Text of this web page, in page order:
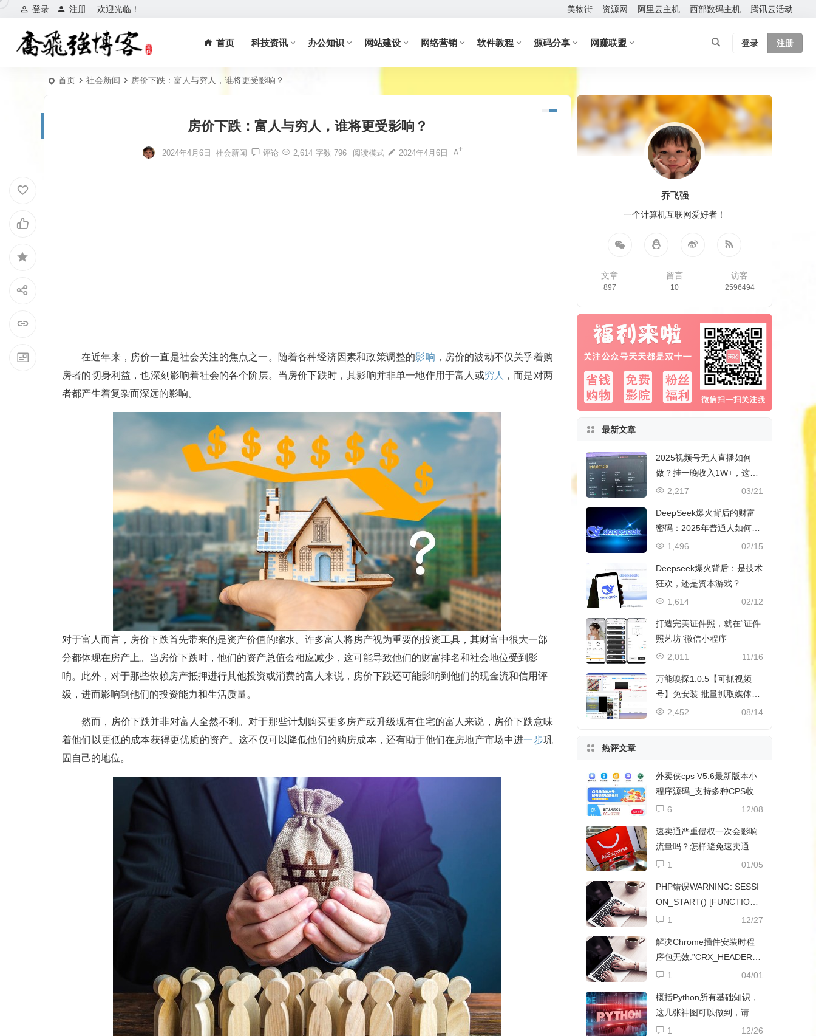
欢迎光临！
登录 注册 美物街 资源网 阿里云主机 西部数码主机 腾讯云活动
首页 科技资讯 办公知识 网站建设 网络营销 软件教程 源码分享 网赚联盟 登录 注册
首页 社会新闻 房价下跌：富人与穷人，谁将更受影响？
房价下跌：富人与穷人，谁将更受影响？
2024年4月6日 社会新闻 评论 2,614 字数 796 阅读模式 2024年4月6日
在近年来，房价一直是社会关注的焦点之一。随着各种经济因素和政策调整的影响 ，房价的波动不仅关乎着购
房者的切身利益，也深刻影响着社会的各个阶层。当房价下跌时，其影响并非单一地作用于富人或穷人
，而是对两
者都产生着复杂而深远的影响。
对于富人而言，房价下跌首先带来的是资产价值的缩水。许多富人将房产视为重要的投资工具，其财富中很大一部
分都体现在房产上。当房价下跌时，他们的资产总值会相应减少，这可能导致他们的财富排名和社会地位受到影
响。此外，对于那些依赖房产抵押进行其他投资或消费的富人来说，房价下跌还可能影响到他们的现金流和信用评
级，进而影响到他们的投资能力和生活质量。
然而，房价下跌并非对富人全然不利。对于那些计划购买更多房产或升级现有住宅的富人来说，房价下跌意味
着他们以更低的成本获得更优质的资产。这不仅可以降低他们的购房成本，还有助于他们在房地产市场中进一步巩
固自己的地位。
乔飞强
一个计算机互联网爱好者！
文章
897
留言
10
访客
2596494
最新文章
2025视频号无人直播如何
做？挂一晚收入1W+，这份
教程，小白可做~
03/21
2,217
DeepSeek爆火背后的财富
密码：2025年普通人如何抓
住AI创业风口？
02/15
1,496
Deepseek爆火背后：是技术
狂欢，还是资本游戏？
02/12
1,614
打造完美证件照，就在“证件
照艺坊”微信小程序
11/16
2,011
万能嗅探1.0.5【可抓视频
号】免安装 批量抓取媒体文
件
08/14
2,452
热评文章
外卖侠cps V5.6最新版本小
程序源码_支持多种CPS收益
和流量主收益
12/08
6
速卖通严重侵权一次会影响
流量吗？怎样避免速卖通侵
权？
01/05
1
PHP错误WARNING: SESSI
ON_START() [FUNCTION.
SESSION-START]解决方法
12/27
1
解决Chrome插件安装时程
序包无效:”CRX_HEADER_I
NVALID”
04/01
1
概括Python所有基础知识，
这几张神图可以做到，请收
下
12/26
1